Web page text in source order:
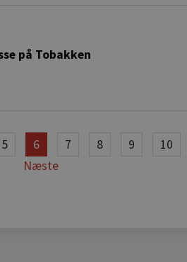
på Tobakken
5 6 7 8 9 10
Næste